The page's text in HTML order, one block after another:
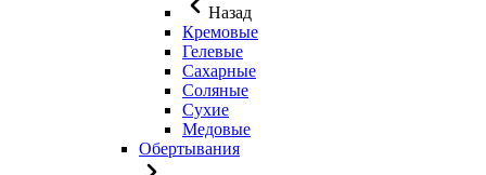
Назад
Кремовые
Гелевые
Сахарные
Соляные
Сухие
Медовые
Обертывания